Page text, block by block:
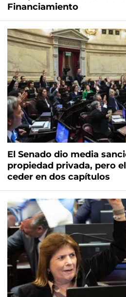
Financiamiento
El Senado dio media
propiedad privada, pero
ceder en dos capítulos